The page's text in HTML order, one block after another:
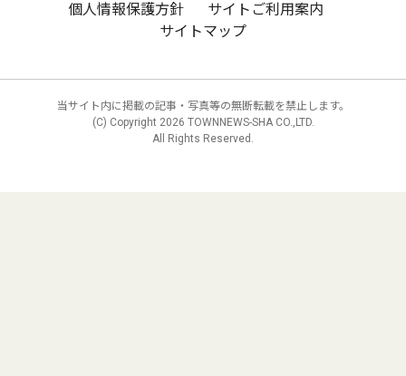
個人情報保護方針
サイトご利用案内
サイトマップ
当サイト内に掲載の記事・写真等の無断転載を禁止します。
(C) Copyright 2026 TOWNNEWS-SHA CO.,LTD.
All Rights Reserved.